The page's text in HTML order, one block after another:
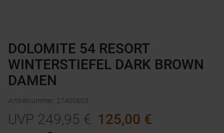
DOLOMITE 54 RESORT
WINTERSTIEFEL DARK BROWN
DAMEN
Artikelnummer: 27400603
UVP 249,95 € 125,00 €